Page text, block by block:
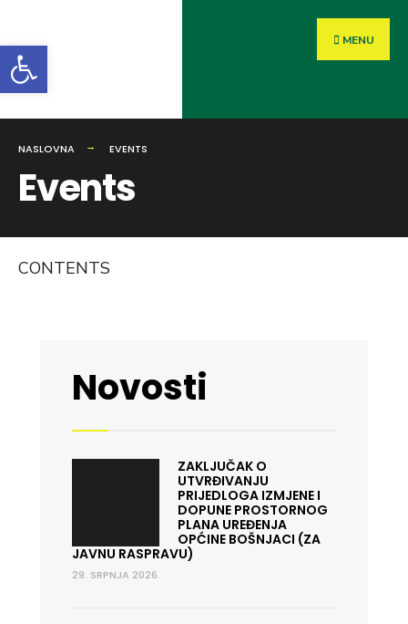
MENU
NASLOVNA EVENTS
Events
CONTENTS
Novosti
ZAKLJUČAK O
UTVRĐIVANJU
PRIJEDLOGA IZMJENE I
DOPUNE PROSTORNOG
PLANA UREĐENJA
OPĆINE BOŠNJACI (ZA
JAVNU RASPRAVU)
29. SRPNJA 2026.
Open toolbar